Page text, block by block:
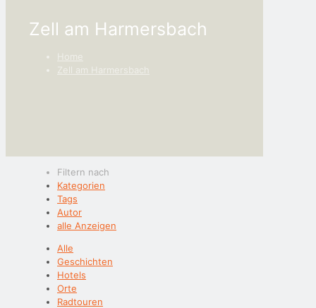
Zell am Harmersbach
Home
Zell am Harmersbach
Filtern nach
Kategorien
Tags
Autor
alle Anzeigen
Alle
Geschichten
Hotels
Orte
Radtouren